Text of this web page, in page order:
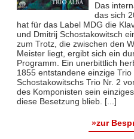
Das
das sich
hat für das Label MDG die
und Dmitrij Schostakowitsch
zum Trotz, die zwischen den
Meister liegt, ergibt sich ein
Programm. Ein unerbittlich
1855 entstandene einzige
Schostakowitschs Trio Nr. 2
des Komponisten sein
diese Besetzung blieb. [...]
»zur